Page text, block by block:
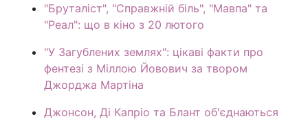
"Бруталіст", "Справжній біль", "Мавпа" та
"Реал": що в кіно з 20 лютого
"У Загублених землях": цікаві факти про
фентезі з Міллою Йовович за твором
Джорджа Мартіна
Джонсон, Ді Капріо та Блант об'єднаються